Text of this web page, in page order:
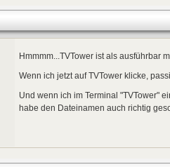
Hmmmm...TVTower ist als ausführbar
Wenn ich jetzt auf TVTower klicke,
Und wenn ich im Terminal "TVTower"
habe den Dateinamen auch richtig